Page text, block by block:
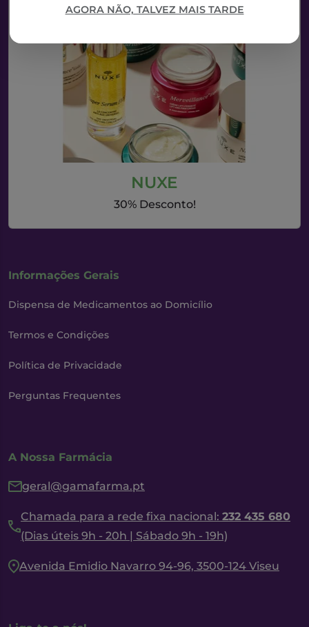
AGORA NÃO, TALVEZ MAIS TARDE
NUXE
30% Desconto!
Informações Gerais
Dispensa de Medicamentos ao Domicílio
Termos e Condições
Política de Privacidade
Perguntas Frequentes
A Nossa Farmácia
geral@gamafarma.pt
Chamada para a rede fixa nacional: 232 435 680
(Dias úteis 9h - 20h | Sábado 9h - 19h)
Avenida Emidio Navarro 94-96, 3500-124 Viseu